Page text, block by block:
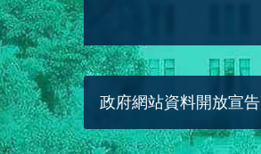
政府網站資料開放宣告